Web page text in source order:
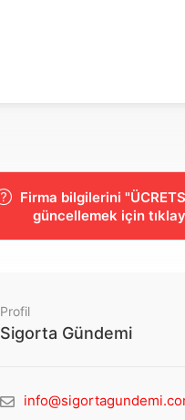
Firma bilgilerini
güncellemek için
Profil
Sigorta Gündemi